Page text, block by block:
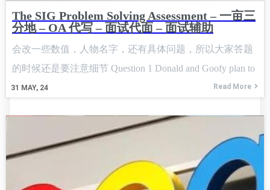
The SIG Problem Solving Assessment – 一亩三
分地 – OA 代写 – 面试代面 – 面试辅助
31 MAY, 24
会改一些数值，人物名字，还有具体问题，所以大家答题
的时候还是要注意细节 Question 1 Donald and Goofy plan to
meet at
Read More